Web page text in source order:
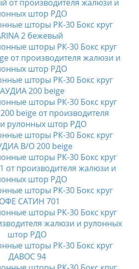
шторы РК-30 Бокс круг
2 бежевый
шторы РК-30 Бокс круг
200 beige
шторы РК-30 Бокс круг
B/O 200 beige
шторы РК-30 Бокс круг
САТИН 701
шторы РК-30 Бокс круг
ДАВОС 94